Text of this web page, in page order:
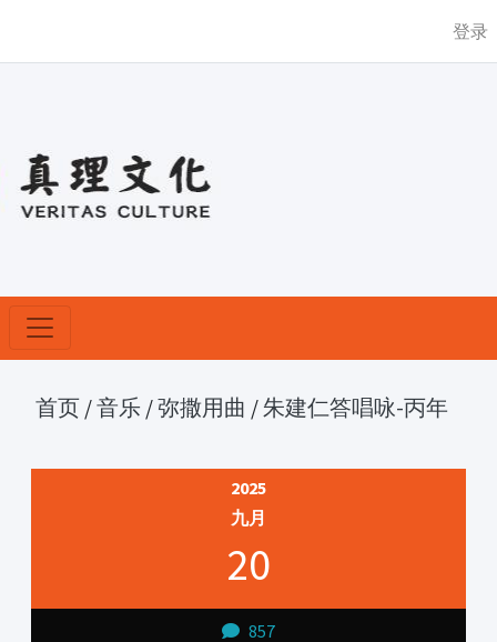
登录
首页 /音乐 /弥撒用曲 / 朱建仁答唱咏-丙年
2025
九月
20
857